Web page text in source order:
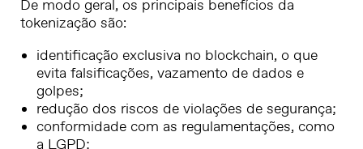
De modo geral, os principais benefícios da
tokenização são:
identificação exclusiva no blockchain, o que
evita falsificações, vazamento de dados e
golpes;
redução dos riscos de violações de segurança;
conformidade com as regulamentações, como